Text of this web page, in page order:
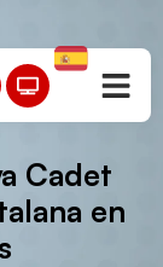
Cadet
en